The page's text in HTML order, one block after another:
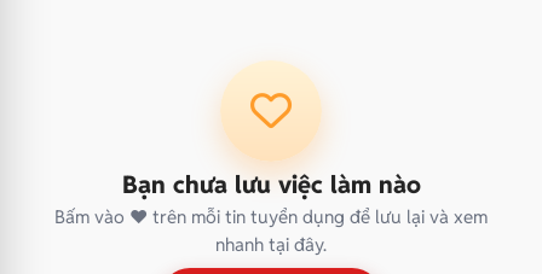
Bạn chưa lưu việc làm nào
Bấm vào ❤ trên mỗi tin tuyển dụng để lưu lại và xem
nhanh tại đây.